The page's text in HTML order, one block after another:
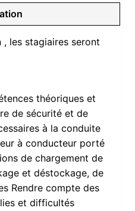
les stagiaires seront
théoriques et
de sécurité et de
à la conduite
à conducteur porté
de chargement de
et déstockage, de
Rendre compte des
et difficultés